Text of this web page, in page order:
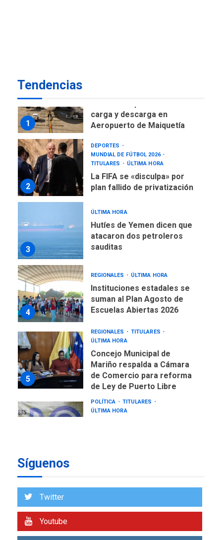
Tendencias
2
MUNDIAL DE FÚTBOL 2026
TITULARES
ÚLTIMA HORA
La FIFA se «disculpa» por
plan fallido de privatización
3
ÚLTIMA HORA
Hutíes de Yemen dicen que
atacaron dos petroleros
4
REGIONALES ÚLTIMA HORA
Instituciones estadales se
5
REGIONALES
TITULARES
ÚLTIMA HORA
Concejo Municipal de
de Comercio para reforma
de Ley de Puerto Libre
6
POLÍTICA
TITULARES
ÚLTIMA HORA
CNP plantea incluir Libertad
de Expresión en agenda de
negociación con comisión
de AN 2015
7
NACIONALES
TITULARES
Reanudan operaciones de
Síguenos
Twitter
Youtube